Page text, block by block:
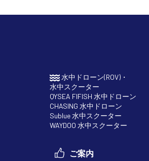
水中ドローン(ROV)・
水中スクーター
QYSEA FIFISH 水中ドローン
CHASING 水中ドローン
Sublue 水中スクーター
WAYDOO 水中スクーター
ご案内